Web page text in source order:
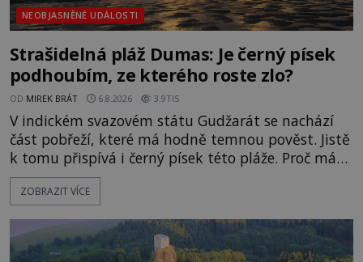
NEOBJASNĚNÉ UDÁLOSTI
Strašidelná pláž Dumas: Je černý písek
podhoubím, ze kterého roste zlo?
OD MIREK BRÁT 6.8.2026 3.9TIS
V indickém svazovém státu Gudžarát se nachází
část pobřeží, které má hodně temnou pověst. Jistě
k tomu přispívá i černý písek této pláže. Proč má
pláž takové netypické zbarvení? Nakolik jsou
pravdivé historky, že zde došlo k nevysvětlitelným
následovat. Vstupujeme na pláž Dumas ve městě
Surat. Gu
ZOBRAZIT VÍCE